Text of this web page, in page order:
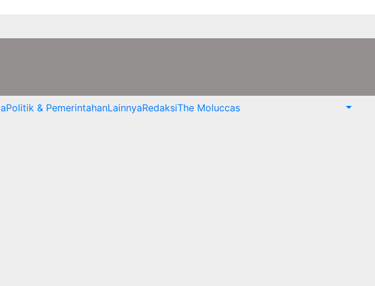
Politik & PemerintahanLainnyaRedaksiThe Moluccas